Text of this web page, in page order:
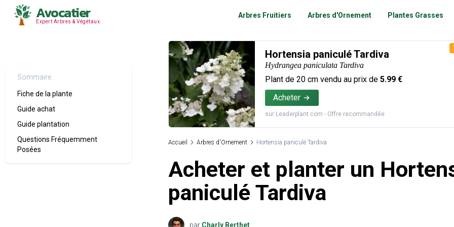
Avocatier
Expert Arbres & Végétaux.
Arbres Fruitiers Arbres d'Ornement Plantes Grasses
Sommaire
Fiche de la plante
Guide achat
Guide plantation
Questions Fréquemment
Posées
Hortensia paniculé Tardiva
Hydrangea paniculata Tardiva
Plant de 20 cm vendu au prix de 5.99 €
Acheter
sur Leaderplant.com - Offre recommandée
Accueil Arbres d'Ornement Hortensia paniculé Tardiva
Acheter et planter un
paniculé Tardiva
par Charly Berthet